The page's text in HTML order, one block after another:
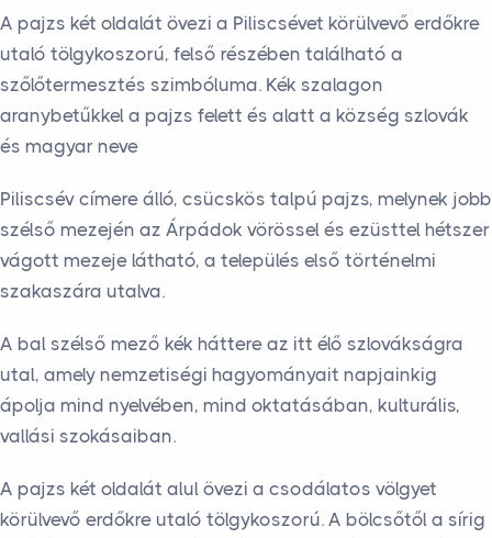
A pajzs két oldalát övezi a Piliscsévet körülvevő erdőkre
utaló tölgykoszorú, felső részében található a
szőlőtermesztés szimbóluma. Kék szalagon
aranybetűkkel a pajzs felett és alatt a község szlovák
és magyar neve
Piliscsév címere álló, csücskös talpú pajzs, melynek jobb
szélső mezején az Árpádok vörössel és ezüsttel hétszer
vágott mezeje látható, a település első történelmi
szakaszára utalva.
A bal szélső mező kék háttere az itt élő szlovákságra
utal, amely nemzetiségi hagyományait napjainkig
ápolja mind nyelvében, mind oktatásában, kulturális,
vallási szokásaiban.
A pajzs két oldalát alul övezi a csodálatos völgyet
körülvevő erdőkre utaló tölgykoszorú. A bölcsőtől a sírig